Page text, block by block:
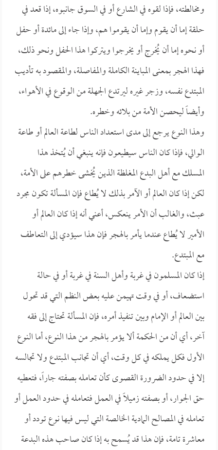
ومخالطته، فإذا لقوه في الشارع أو في السوق جانبوه، إذا قعد في
حلقة إما أن يقوم وإما أن يقوموا هم، وإذا جاء إلى مائدة أو حفل
أو نحوه إما أن يُخرج أو يخرجوا ويتركوا هذا الحفل ونحو ذلك،
فهذا الهجر بمعنى المباينة الكاملة والمفاصلة، والمقصود به تأديب
المبتدع نفسه، وزجر غيره ليرتدع الجهلة من الوقوع في الأهواء،
وأيضاً ليحصن الأمة من بلائه وخطره.
وهذا النوع يرجع إلى مدى استعداد الناس لطاعة العالم أو طاعة
الوالي، فإذا كان الناس سيطيعون فإنه ينبغي أن يُتخذ هذا
المسلك مع أهل البدع المغلظة الذين يُخشى خطرهم على الأمة،
لكن إذا كان العالم أو الآمر بذلك لا يُطاع فإن المسألة تكون مجرد
عبث، والغالب أن الأمر ينعكس، أعني أنه إذا كان العالم أو
الأمير لا يُطاع عندما يأمر بالهجر فإن هذا سيؤدي إلى التعاطف
مع المبتدع.
إذا كان المسلمون في غربة وأهل السنة في غربة أو في حالة
استضعاف، أو في وقت تهيمن عليه بعض النظم التي قد تحول
بين العالم أو الإمام وبين تنفيذ أمره، فإن المسألة تحتاج إلى فقه
آخر، أي أن من الحكمة ألا يؤمر بالهجر من هذا النوع، أما النوع
الأول فكل يملكه في كل وقت، أي أن تجانب المبتدع ولا تجالسه
إلا في حدود الضرورة القصوى كأن تعامله بصفته جاراً، فتعطيه
حق الجوار، أو بصفته زميلاً في العمل فتعامله في حدود العمل أو
تعامله في المصالح المادية الخالصة التي ليس فيها نوع تودد أو
معاشرة تامة، فإن هذا قد يُسمح به إذا كان صاحب هذه البدعة